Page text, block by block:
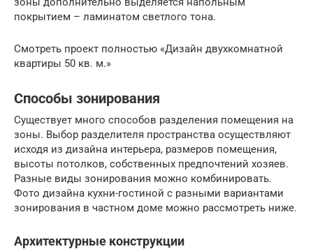
покрытием – ламинатом светлого тона.
Смотреть проект полностью «Дизайн двухкомнатной
квартиры 50 кв. м.»
Способы зонирования
Существует много способов разделения помещения на
зоны. Выбор разделителя пространства осуществляют
исходя из дизайна интерьера, размеров помещения,
высоты потолков, собственных предпочтений хозяев.
Разные виды зонирования можно комбинировать.
Фото дизайна кухни-гостиной с разными вариантами
зонирования в частном доме можно рассмотреть ниже.
Архитектурные конструкции